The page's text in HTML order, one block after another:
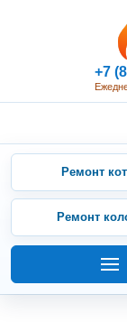
+7
Ремонт
Ремонт